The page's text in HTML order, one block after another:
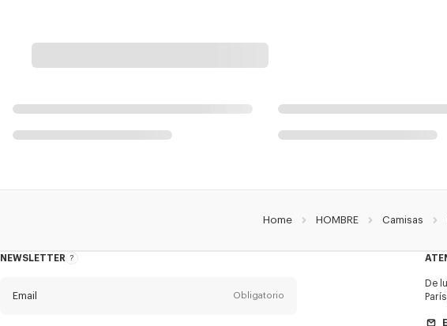
Home HOMBRE Camisas
NEWSLETTER
Acerca
Email Obligatorio
De